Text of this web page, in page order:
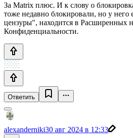
За Matrix плюс. И к слову о
тоже недавно блокировали, но у него
цензуры", находится в Расширенных
Конфиденциальности.
Ответить
alexanderniki30 авг 2024 в 12:33